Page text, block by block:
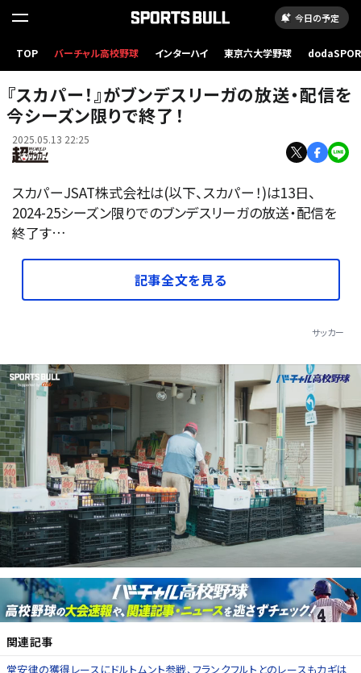
今日の予定
TOP バーチャル高校野球 インターハイ 東京六大学野球
写真：Getty Images
『スカパー！』がブンデスリーガの放送・配信を
今シーズン限りで終了！
2025.05.13 22:25
スカパーJSAT株式会社は(以下、スカパー！)は13日、
2024-25シーズン限りでのブンデスリーガの放送・配信を
終了す…
記事全文を見る
サッカー
関連記事
堂安律の獲得レースにドルトムント参戦、フランクフルトとのレースもカギは